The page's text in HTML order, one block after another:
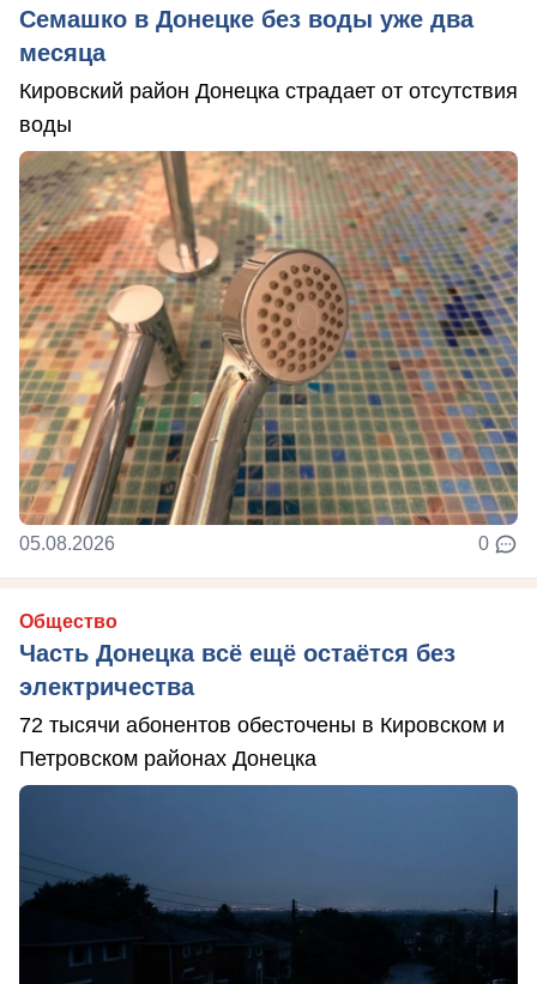
Семашко в Донецке без воды уже два
месяца
Кировский район Донецка страдает от отсутствия
воды
05.08.2026 0
Общество
Часть Донецка всё ещё остаётся без
электричества
72 тысячи абонентов обесточены в Кировском и
Петровском районах Донецка